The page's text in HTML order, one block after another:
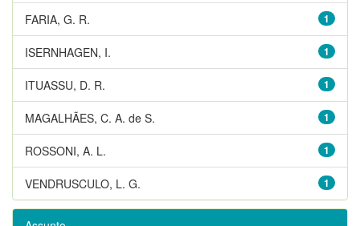
1
FARIA, G. R.
1
ISERNHAGEN, I.
1
ITUASSU, D. R.
1
MAGALHÃES, C. A. de S.
1
ROSSONI, A. L.
1
VENDRUSCULO, L. G.